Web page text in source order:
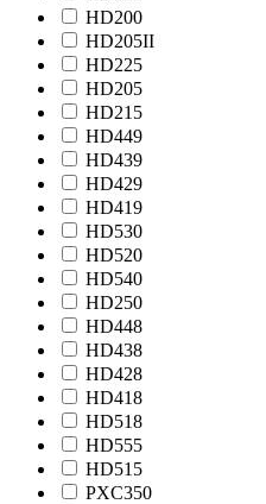
HD200
HD205II
HD225
HD205
HD215
HD449
HD439
HD429
HD419
HD530
HD520
HD540
HD250
HD448
HD438
HD428
HD418
HD518
HD555
HD515
PXC350